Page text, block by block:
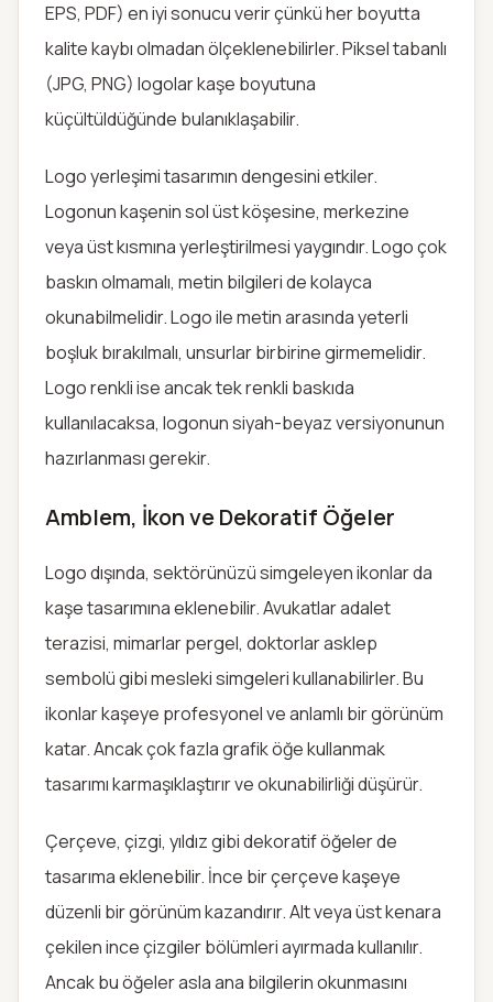
EPS, PDF) en iyi sonucu verir çünkü her boyutta
kalite kaybı olmadan ölçeklenebilirler. Piksel tabanlı
(JPG, PNG) logolar kaşe boyutuna
küçültüldüğünde bulanıklaşabilir.
Logo yerleşimi tasarımın dengesini etkiler.
Logonun kaşenin sol üst köşesine, merkezine
veya üst kısmına yerleştirilmesi yaygındır. Logo çok
baskın olmamalı, metin bilgileri de kolayca
okunabilmelidir. Logo ile metin arasında yeterli
boşluk bırakılmalı, unsurlar birbirine girmemelidir.
Logo renkli ise ancak tek renkli baskıda
kullanılacaksa, logonun siyah-beyaz versiyonunun
hazırlanması gerekir.
Amblem, İkon ve Dekoratif Öğeler
Logo dışında, sektörünüzü simgeleyen ikonlar da
kaşe tasarımına eklenebilir. Avukatlar adalet
terazisi, mimarlar pergel, doktorlar asklep
sembolü gibi mesleki simgeleri kullanabilirler. Bu
ikonlar kaşeye profesyonel ve anlamlı bir görünüm
katar. Ancak çok fazla grafik öğe kullanmak
tasarımı karmaşıklaştırır ve okunabilirliği düşürür.
Çerçeve, çizgi, yıldız gibi dekoratif öğeler de
tasarıma eklenebilir. İnce bir çerçeve kaşeye
düzenli bir görünüm kazandırır. Alt veya üst kenara
çekilen ince çizgiler bölümleri ayırmada kullanılır.
Ancak bu öğeler asla ana bilgilerin okunmasını